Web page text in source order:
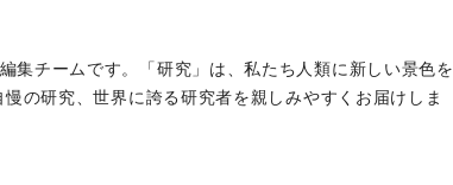
集チームです。「研究」は、私たち人類に新しい景色を
の研究、世界に誇る研究者を親しみやすくお届けしま